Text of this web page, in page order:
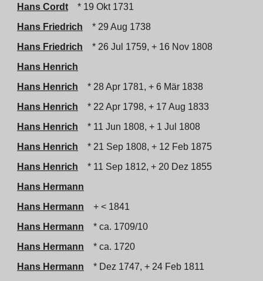
Hans Cordt
* 19 Okt 1731
Hans Friedrich
* 29 Aug 1738
Hans Friedrich
* 26 Jul 1759, + 16 Nov 1808
Hans Henrich
Hans Henrich
* 28 Apr 1781, + 6 Mär 1838
Hans Henrich
* 22 Apr 1798, + 17 Aug 1833
Hans Henrich
* 11 Jun 1808, + 1 Jul 1808
Hans Henrich
* 21 Sep 1808, + 12 Feb 1875
Hans Henrich
* 11 Sep 1812, + 20 Dez 1855
Hans Hermann
Hans Hermann
+ < 1841
Hans Hermann
* ca. 1709/10
Hans Hermann
* ca. 1720
Hans Hermann
* Dez 1747, + 24 Feb 1811